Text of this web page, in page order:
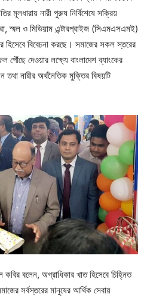
মূলধারায় নারী পুরুষ নির্বিশেষে সক্রিয়
স্মল ও মিডিয়াম এন্টারপ্রাইজ (সিএমএসএমই)
হিসেবে বিবেচনা করছে। সমাজের সকল স্তরের
দেওয়ার লক্ষ্যে বাংলাদেশ ব্যাংকের
নারীর অর্থনৈতিক মুক্তির বিষয়টি
কবির বলেন, অগ্রাধিকার খাত হিসেবে চিহ্নিত
সর্বস্তরের মানুষের আর্থিক সেবায়